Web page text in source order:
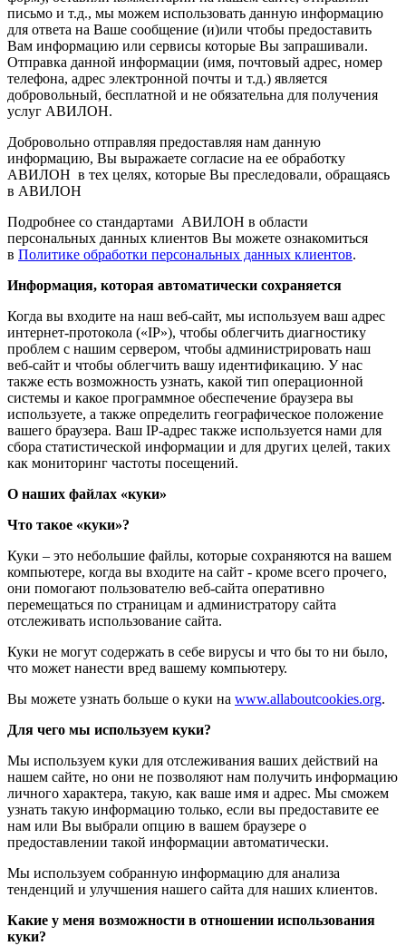
письмо и т.д., мы можем использовать данную информацию
для ответа на Ваше сообщение (и)или чтобы предоставить
Вам информацию или сервисы которые Вы запрашивали.
Отправка данной информации (имя, почтовый адрес, номер
телефона, адрес электронной почты и т.д.) является
добровольный, бесплатной и не обязательна для получения
услуг АВИЛОН.
Добровольно отправляя предоставляя нам данную
информацию, Вы выражаете согласие на ее обработку
АВИЛОН в тех целях, которые Вы преследовали, обращаясь
в АВИЛОН
Подробнее со стандартами АВИЛОН в области
персональных данных клиентов Вы можете ознакомиться
в Политике обработки персональных данных клиентов.
Информация, которая автоматически сохраняется
Когда вы входите на наш веб-сайт, мы используем ваш адрес
интернет-протокола («IP»), чтобы облегчить диагностику
проблем с нашим сервером, чтобы администрировать наш
веб-сайт и чтобы облегчить вашу идентификацию. У нас
также есть возможность узнать, какой тип операционной
системы и какое программное обеспечение браузера вы
используете, а также определить географическое положение
вашего браузера. Ваш IP-адрес также используется нами для
сбора статистической информации и для других целей, таких
как мониторинг частоты посещений.
О наших файлах «куки»
Что такое «куки»?
Куки – это небольшие файлы, которые сохраняются на вашем
компьютере, когда вы входите на сайт - кроме всего прочего,
они помогают пользователю веб-сайта оперативно
перемещаться по страницам и администратору сайта
отслеживать использование сайта.
Куки не могут содержать в себе вирусы и что бы то ни было,
что может нанести вред вашему компьютеру.
Вы можете узнать больше о куки на www.allaboutcookies.org.
Для чего мы используем куки?
Мы используем куки для отслеживания ваших действий на
нашем сайте, но они не позволяют нам получить информацию
личного характера, такую, как ваше имя и адрес. Мы сможем
узнать такую информацию только, если вы предоставите ее
нам или Вы выбрали опцию в вашем браузере о
предоставлении такой информации автоматически.
Мы используем собранную информацию для анализа
тенденций и улучшения нашего сайта для наших клиентов.
Какие у меня возможности в отношении использования
куки?